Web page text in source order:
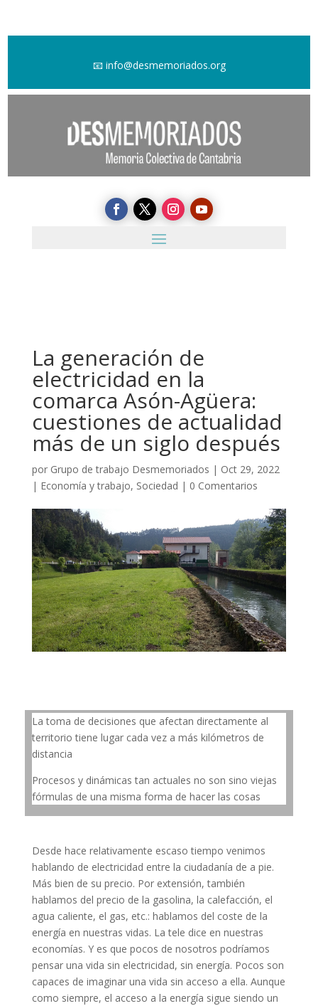
📧 info@desmemoriados.org
La generación de
electricidad en la
comarca Asón-Agüera:
cuestiones de actualidad
más de un siglo después
por Grupo de trabajo Desmemoriados | Oct 29, 2022
| Economía y trabajo, Sociedad | 0 Comentarios
La toma de decisiones que afectan directamente al
territorio tiene lugar cada vez a más kilómetros de
distancia
Procesos y dinámicas tan actuales no son sino viejas
fórmulas de una misma forma de hacer las cosas
Desde hace relativamente escaso tiempo venimos
hablando de electricidad entre la ciudadanía de a pie.
Más bien de su precio. Por extensión, también
hablamos del precio de la gasolina, la calefacción, el
agua caliente, el gas, etc.: hablamos del coste de la
energía en nuestras vidas. La tele dice en nuestras
economías. Y es que pocos de nosotros podríamos
pensar una vida sin electricidad, sin energía. Pocos son
capaces de imaginar una vida sin acceso a ella. Aunque
como siempre, el acceso a la energía sigue siendo un